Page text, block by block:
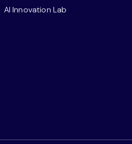
AI Innovation Lab